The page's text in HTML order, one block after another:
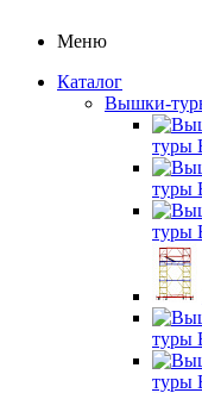
Меню
Каталог
Вышки-
туры
туры
туры
туры
туры